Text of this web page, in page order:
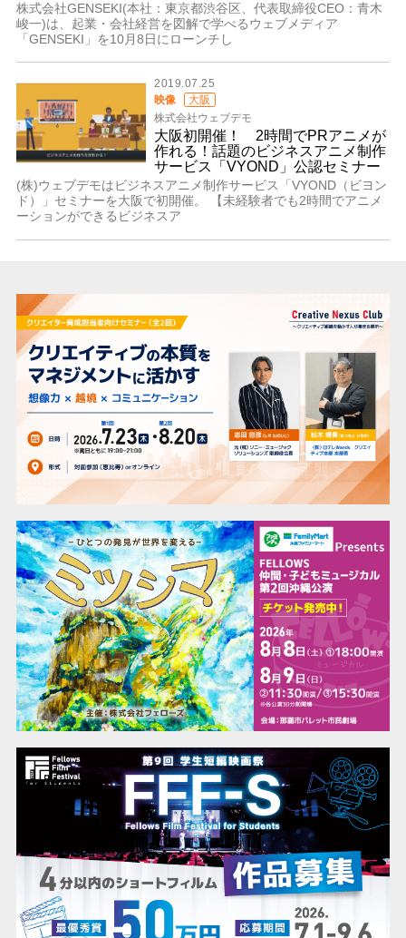
株式会社GENSEKI(本社：東京都渋谷区、代表取締役CEO：青木
峻一)は、起業・会社経営を図解で学べるウェブメディア
「GENSEKI」を10月8日にローンチし
2019.07.25
映像
大阪
株式会社ウェブデモ
大阪初開催！ 2時間でPRアニメが
作れる！話題のビジネスアニメ制作
サービス「VYOND」公認セミナー
(株)ウェブデモはビジネスアニメ制作サービス「VYOND（ビヨン
ド）」セミナーを大阪で初開催。 【未経験者でも2時間でアニメ
ーションができるビジネスア